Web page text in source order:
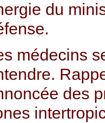
du
médecins
des